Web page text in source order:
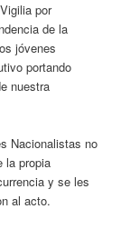
por
de la
jóvenes
portando
nuestra
Nacionalistas no
la propia
y se les
al acto.